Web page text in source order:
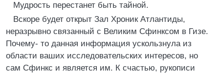
Мудрость перестанет быть тайной.
Вскоре будет открыт Зал Хроник Атлантиды,
неразрывно связанный с Великим Сфинксом в Гизе.
Почему- то данная информация ускользнула из
области ваших исследовательских интересов, но
сам Сфинкс и является им. К счастью, рукописи